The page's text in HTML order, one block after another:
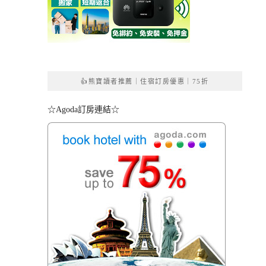
👍熊寶讀者推薦｜住宿訂房優惠｜75折
☆Agoda訂房連結☆